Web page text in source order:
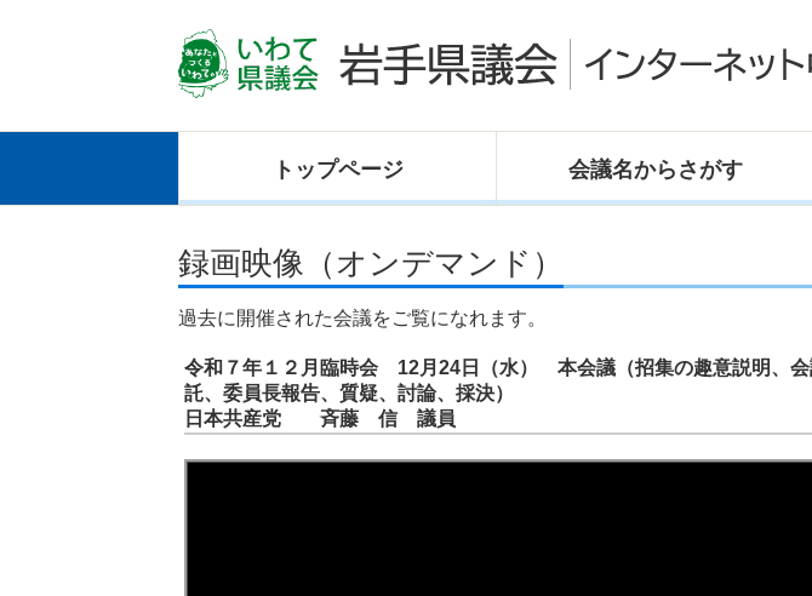
トップページ 会議名からさがす
録画映像（オンデマンド）
過去に開催された会議をご覧になれます。
令和７年１２月臨時会 12月24日（水） 本会議（招集の趣意説明、
託、委員長報告、質疑、討論、採決）
日本共産党 斉藤 信 議員